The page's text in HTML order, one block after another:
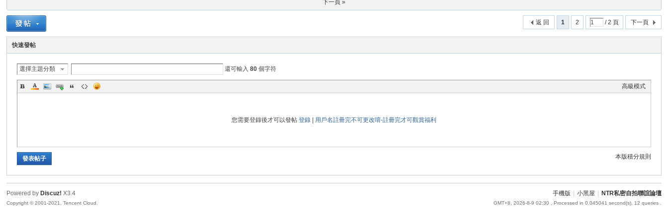
下一頁 »
1 2 / 2 頁 下一頁
返 回
快速發帖
選擇主題分類 還可輸入80 個字符
高級模式
您需要登錄後才可以發帖 登錄| 用戶名註冊完不可更改唷-註冊完才可觀賞福利
本版積分規則
發表帖子
手機版 小黑屋 NTR私密自拍聯誼論壇
GMT+8, 2026-8-9 02:30 , Processed in 0.045041 second(s), 12 queries .
Powered by Discuz! X3.4
Copyright © 2001-2021, Tencent Cloud.